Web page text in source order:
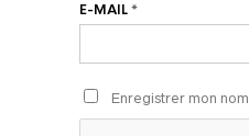
E-MAIL*
Enregistrer mon